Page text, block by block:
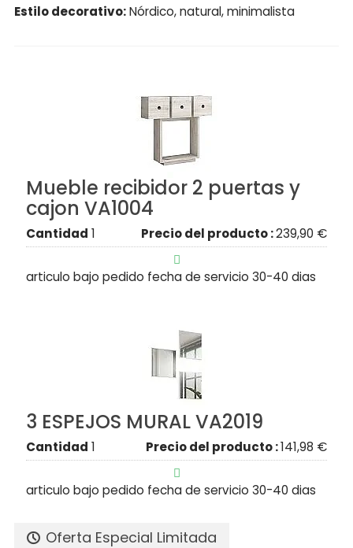
Estilo decorativo:Nórdico, natural, minimalista
Mueble recibidor 2 puertas y
cajon VA1004
Cantidad 1 Precio del producto :239,90 €

articulo bajo pedido fecha de servicio 30-40 dias
3 ESPEJOS MURAL VA2019
Cantidad 1 Precio del producto :141,98 €

articulo bajo pedido fecha de servicio 30-40 dias
Oferta Especial Limitada